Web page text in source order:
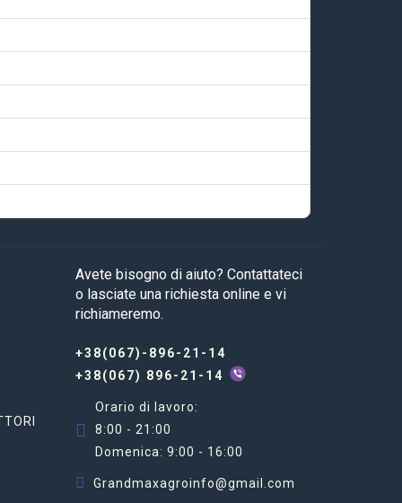
Avete bisogno di aiuto? Contattateci
o lasciate una richiesta online e vi
richiameremo.
+38(067)-896-21-14
+38(067) 896-21-14
Orario di lavoro:
8:00 - 21:00
Domenica: 9:00 - 16:00
Grandmaxagroinfo@gmail.com